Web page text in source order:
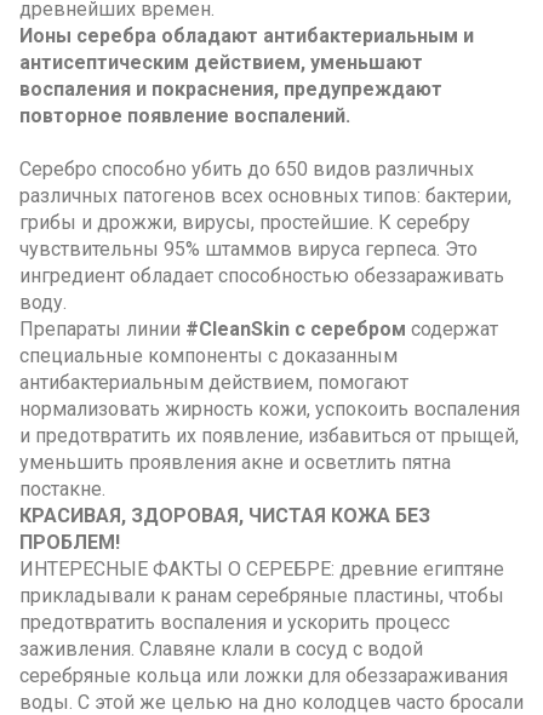
древнейших времен.
Ионы серебра обладают антибактериальным и
антисептическим действием, уменьшают
воспаления и покраснения, предупреждают
повторное появление воспалений.
Серебро способно убить до 650 видов различных
различных патогенов всех основных типов: бактерии,
грибы и дрожжи, вирусы, простейшие. К серебру
чувствительны 95% штаммов вируса герпеса. Это
ингредиент обладает способностью обеззараживать
воду.
Препараты линии #CleanSkin с серебром содержат
специальные компоненты с доказанным
антибактериальным действием, помогают
нормализовать жирность кожи, успокоить воспаления
и предотвратить их появление, избавиться от прыщей,
уменьшить проявления акне и осветлить пятна
постакне.
КРАСИВАЯ, ЗДОРОВАЯ, ЧИСТАЯ КОЖА БЕЗ
ПРОБЛЕМ!
ИНТЕРЕСНЫЕ ФАКТЫ О СЕРЕБРЕ: древние египтяне
прикладывали к ранам серебряные пластины, чтобы
предотвратить воспаления и ускорить процесс
заживления. Славяне клали в сосуд с водой
серебряные кольца или ложки для обеззараживания
воды. С этой же целью на дно колодцев часто бросали